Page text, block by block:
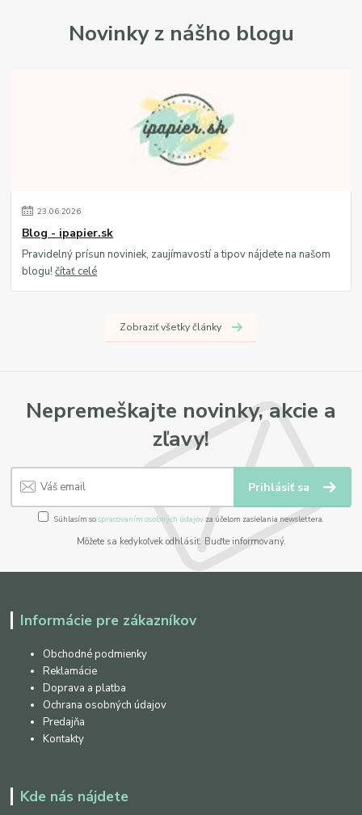
Novinky z nášho blogu
23.06.2026
Blog - ipapier.sk
Pravidelný prísun noviniek, zaujímavostí a tipov nájdete na našom
blogu!čítať celé
Zobraziť všetky články
Nepremeškajte novinky, akcie a
zľavy!
Prihlásiť sa
Súhlasím sospracovaním osobných údajov za účelom zasielania newslettera.
Môžete sa kedykoľvek odhlásiť. Buďte informovaný.
Informácie pre zákazníkov
Obchodné podmienky
Reklamácie
Doprava a platba
Ochrana osobných údajov
Predajňa
Kontakty
Kde nás nájdete